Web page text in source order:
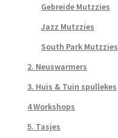
Gebreide Mutzzies
Jazz Mutzzies
South Park Mutzzies
2. Neuswarmers
3. Huis & Tuin spullekes
4 Workshops
5. Tasjes